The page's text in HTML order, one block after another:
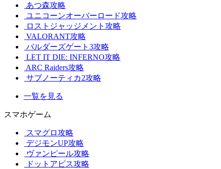
あつ森攻略
ユニコーンオーバーロード攻略
ロストジャッジメント攻略
VALORANT攻略
バルダーズゲート3攻略
LET IT DIE: INFERNO攻略
ARC Raiders攻略
サブノーティカ2攻略
一覧を見る
スマホゲーム
スマグロ攻略
デジモンUP攻略
ヴァンピール攻略
ドットアビス攻略